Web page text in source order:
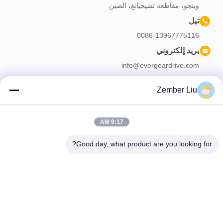
وينجو، مقاطعة تشيجيانغ، الصين
تيل
0086-13967775116
بريد إلكتروني
info@evergeardrive.com
Zember Liu
9:17 AM
Good day, what product are you looking for?